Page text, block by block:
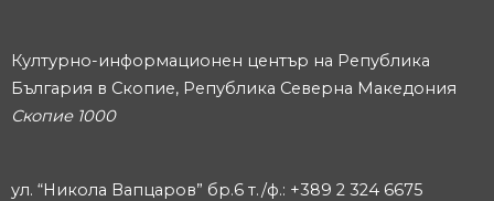
Културно-информационен център на Република
България в Скопие, Република Северна Македония
Скопие 1000
ул. “Никола Вапцаров” бр.6 т./ф.: +389 2 324 6675